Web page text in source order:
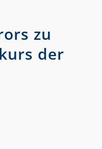
zu
der